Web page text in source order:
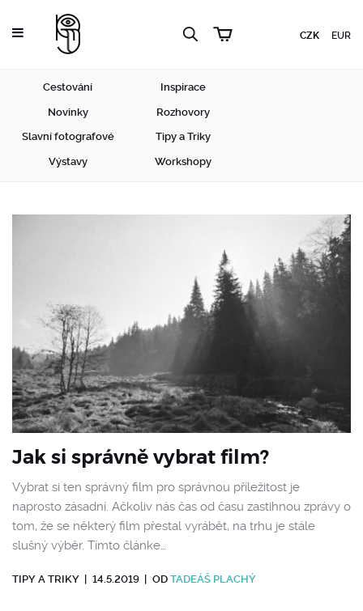
CZK EUR
Cestování Inspirace
Novinky Rozhovory
Slavní fotografové Tipy a Triky
Výstavy Workshopy
Jak si správně vybrat film?
Vybrat si ten správný film pro správnou příležitost je
naprosto zásadní. Ačkoliv nás čas od času zastihnou zprávy o
tom, že se některý film přestal vyrábět, na trhu je stále
slušný výběr. Tímto článke…
TIPY A TRIKY | 14.5.2019 | OD TADEÁŠ PLACHÝ